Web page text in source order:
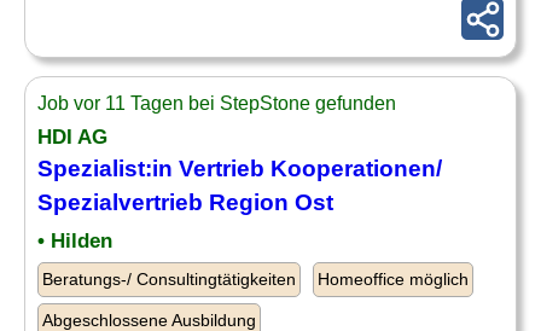
Job vor 11 Tagen bei StepStone gefunden
HDI AG
Spezialist:in Vertrieb Kooperationen/
Spezialvertrieb Region Ost
• Hilden
Beratungs-/ Consultingtätigkeiten Homeoffice möglich
Abgeschlossene Ausbildung